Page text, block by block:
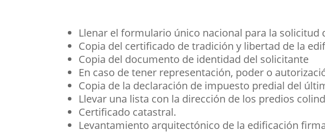
Llenar el formulario único nacional para la
Copia del certificado de tradición y libertad de la
Copia del documento de identidad del solicitante
En caso de tener representación, poder o
Copia de la declaración de impuesto predial del
Llevar una lista con la dirección de los predios
Certificado catastral.
Levantamiento arquitectónico de la edificación